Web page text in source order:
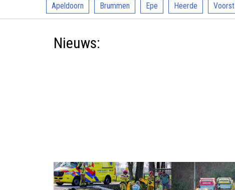
Apeldoorn
Brummen Epe Heerde Voorst
Nieuws: